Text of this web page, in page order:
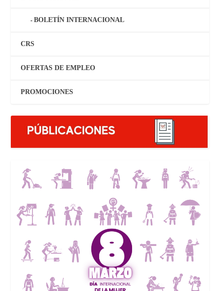
BOLETÍN INTERNACIONAL
CRS
OFERTAS DE EMPLEO
PROMOCIONES